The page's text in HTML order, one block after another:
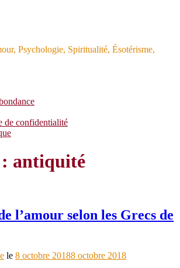
Psychologie, Spiritualité, Ésotérisme,
de confidentialité
antiquité
l’amour selon les Grecs de
le 8 octobre 20188 octobre 2018